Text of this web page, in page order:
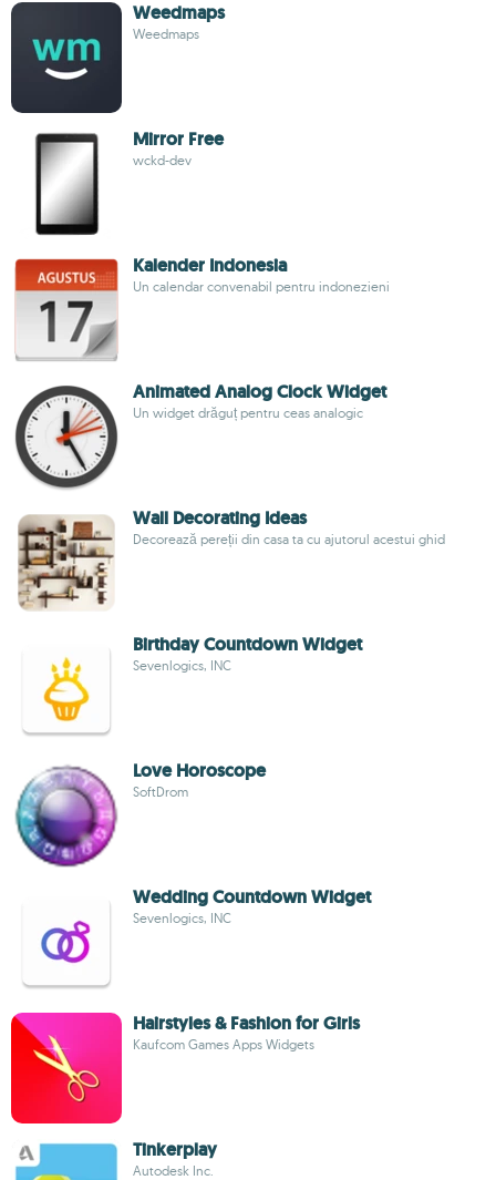
Weedmaps
Weedmaps
Mirror Free
wckd-dev
Kalender Indonesia
Un calendar convenabil pentru indonezieni
Animated Analog Clock Widget
Un widget drăguț pentru ceas analogic
Wall Decorating Ideas
Decorează pereții din casa ta cu ajutorul acestui ghid
Birthday Countdown Widget
Sevenlogics, INC
Love Horoscope
SoftDrom
Wedding Countdown Widget
Sevenlogics, INC
Hairstyles & Fashion for Girls
Kaufcom Games Apps Widgets
Tinkerplay
Autodesk Inc.